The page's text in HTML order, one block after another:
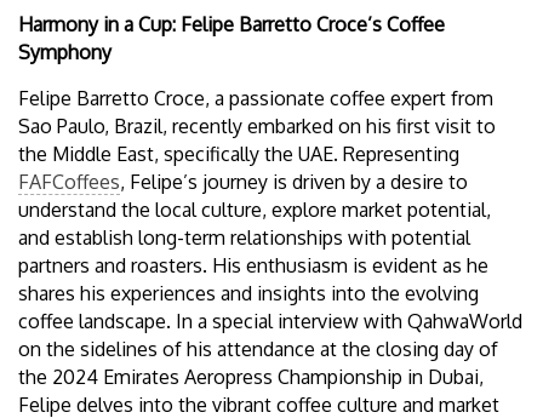
Harmony in a Cup: Felipe Barretto Croce’s Coffee
Symphony
Felipe Barretto Croce, a passionate coffee expert from
Sao Paulo, Brazil, recently embarked on his first visit to
the Middle East, specifically the UAE. Representing
FAFCoffees, Felipe’s journey is driven by a desire to
understand the local culture, explore market potential,
and establish long-term relationships with potential
partners and roasters. His enthusiasm is evident as he
shares his experiences and insights into the evolving
coffee landscape. In a special interview with QahwaWorld
on the sidelines of his attendance at the closing day of
the 2024 Emirates Aeropress Championship in Dubai,
Felipe delves into the vibrant coffee culture and market